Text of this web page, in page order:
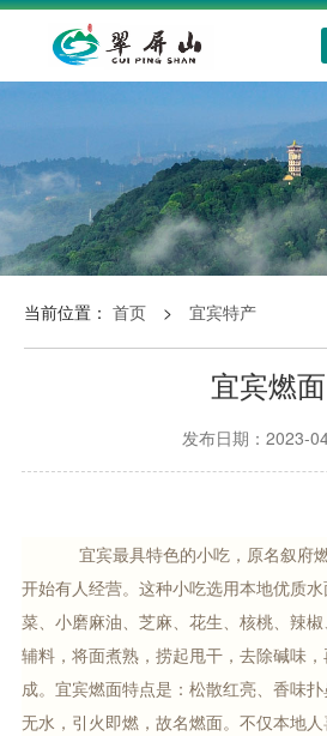
当前位置： 首页 > 宜宾特产
宜宾燃面
发布日期：2023-
宜宾最具特色的小吃，原名叙府
开始有人经营。这种小吃选用本地优质
菜、小磨麻油、芝麻、花生、核桃、辣
辅料，将面煮熟，捞起甩干，去除碱味
成。宜宾燃面特点是：松散红亮、香味
无水，引火即燃，故名燃面。不仅本地